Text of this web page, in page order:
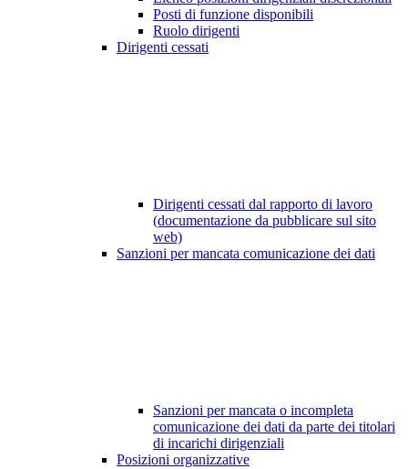
Posti di funzione disponibili
Ruolo dirigenti
Dirigenti cessati
Dirigenti cessati dal rapporto di lavoro
(documentazione da pubblicare sul sito
web)
Sanzioni per mancata comunicazione dei dati
Sanzioni per mancata o incompleta
comunicazione dei dati da parte dei titolari
di incarichi dirigenziali
Posizioni organizzative